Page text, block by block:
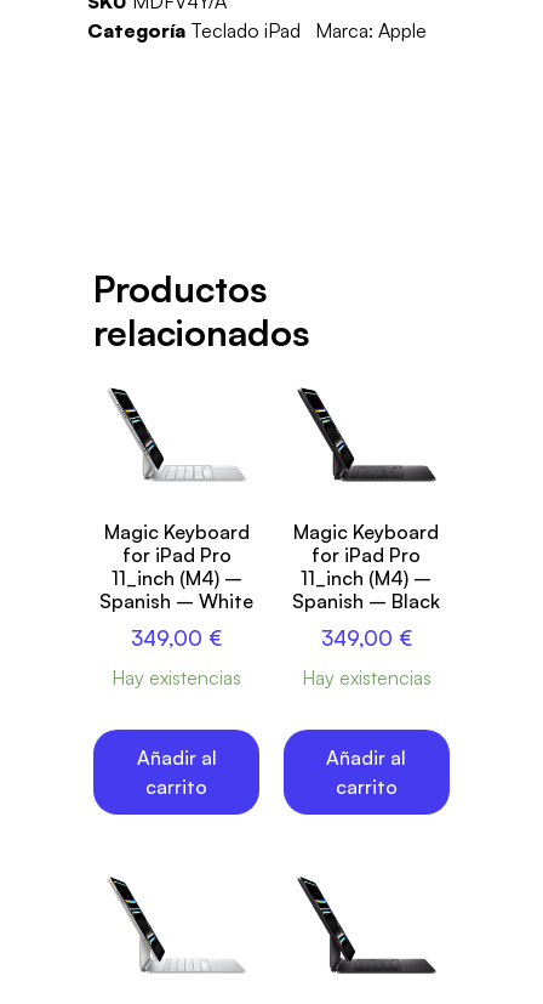
Categoría Teclado iPad Marca:Apple
Productos
relacionados
Magic Keyboard
for iPad Pro
11_inch (M4) –
Spanish – White
349,00 €
Hay existencias
Añadir al
carrito
Magic Keyboard
for iPad Pro
11_inch (M4) –
Spanish – Black
349,00 €
Hay existencias
Añadir al
carrito